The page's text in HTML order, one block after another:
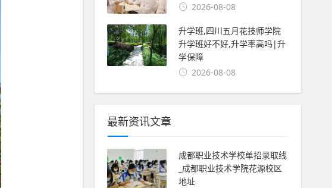
2026-08-08
升学班,四川五月花技师学院
升学班好不好,升学率高吗|升
学保障
2026-08-08
最新资讯文章
成都职业技术学校单招录取线
_成都职业技术学院花源校区
地址